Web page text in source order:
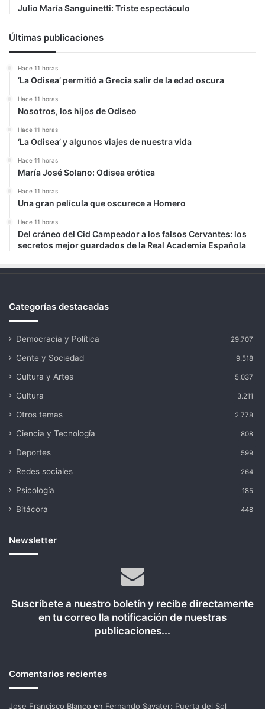
Julio María Sanguinetti: Triste espectáculo
Últimas publicaciones
Hace 11 horas
‘La Odisea’ permitió a Grecia salir de la edad oscura
Hace 11 horas
Nosotros, los hijos de Odiseo
Hace 11 horas
‘La Odisea’ y algunos viajes de nuestra vida
Hace 11 horas
María José Solano: Odisea erótica
Hace 11 horas
Una gran película que oscurece a Homero
Hace 11 horas
Del cráneo del Cid Campeador a los falsos Cervantes: los
secretos mejor guardados de la Real Academia Española
Categorías destacadas
Democracia y Política 29.707
Gente y Sociedad 9.518
Cultura y Artes 5.037
Cultura 3.211
Otros temas 2.778
Ciencia y Tecnología 808
Deportes 599
Redes sociales 264
Psicología 185
Bitácora 448
Newsletter
Suscríbete a nuestro boletín y recibe directamente
en tu correo lla notificación de nuestras
publicaciones...
Comentarios recientes
Jose Francisco Blanco en Fernando Savater: Puerta del Sol